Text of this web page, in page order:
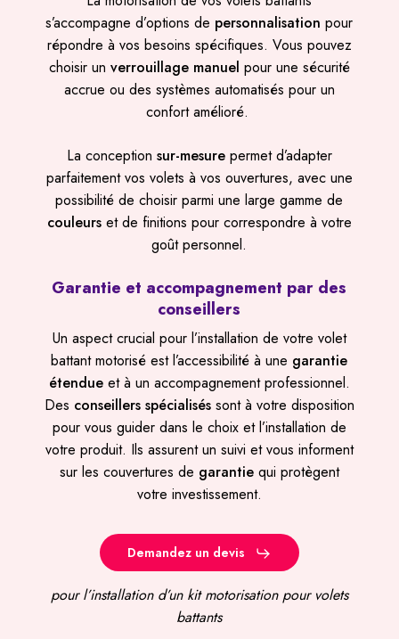
s’accompagne d’options de personnalisation pour
répondre à vos besoins spécifiques. Vous pouvez
choisir un verrouillage manuel pour une sécurité
accrue ou des systèmes automatisés pour un
confort amélioré.
La conception sur-mesurepermet d’adapter
parfaitement vos volets à vos ouvertures, avec une
possibilité de choisir parmi une large gamme de
couleurset de finitions pour correspondre à votre
goût personnel.
Garantie et accompagnement par des
conseillers
Un aspect crucial pour l’installation de votre volet
battant motorisé est l’accessibilité à une garantie
étendueet à un accompagnement professionnel.
Des conseillers spécialiséssont à votre disposition
pour vous guider dans le choix et l’installation de
votre produit. Ils assurent un suivi et vous informent
sur les couvertures de garantiequi protègent
votre investissement.
Demandez un devis
pour l’installation d’un kit motorisation pour volets
battants